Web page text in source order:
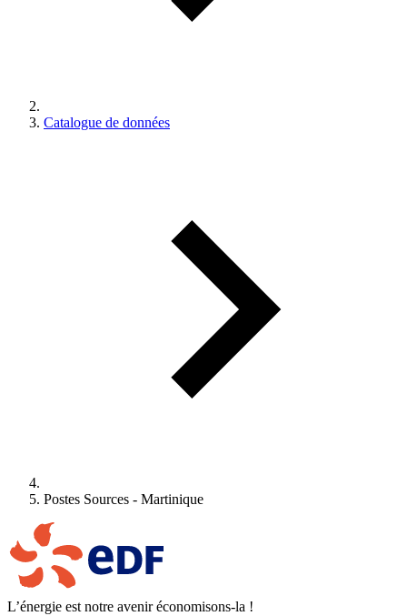
Catalogue de données
Postes Sources - Martinique
L’énergie est notre avenir économisons-la !